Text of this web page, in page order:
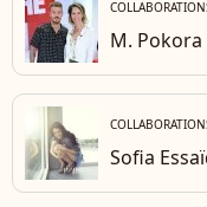
M. Pokora
Sofia